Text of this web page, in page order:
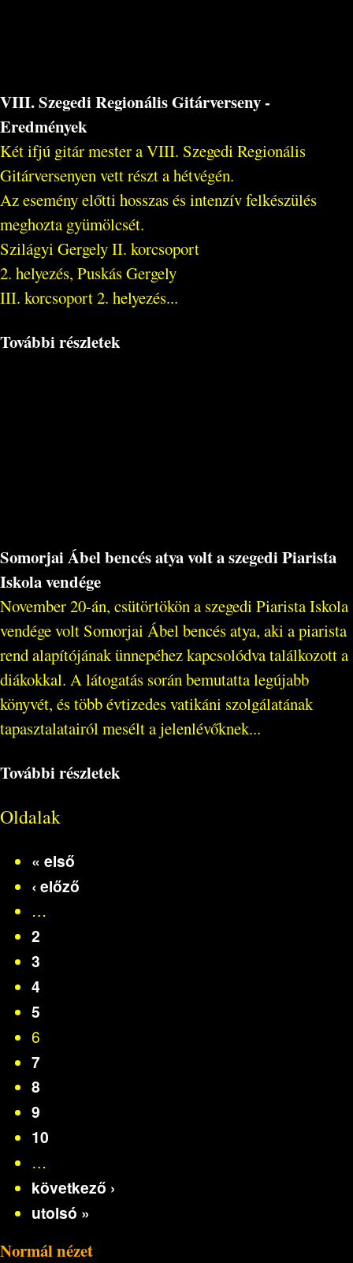
VIII. Szegedi Regionális Gitárverseny -
Eredmények
Két ifjú gitár mester a VIII. Szegedi Regionális
Gitárversenyen vett részt a hétvégén.
Az esemény előtti hosszas és intenzív felkészülés
meghozta gyümölcsét.
Szilágyi Gergely II. korcsoport
2. helyezés, Puskás Gergely
III. korcsoport 2. helyezés...
További részletek
Somorjai Ábel bencés atya volt a szegedi Piarista
Iskola vendége
November 20-án, csütörtökön a szegedi Piarista Iskola
vendége volt Somorjai Ábel bencés atya, aki a piarista
rend alapítójának ünnepéhez kapcsolódva találkozott a
diákokkal. A látogatás során bemutatta legújabb
könyvét, és több évtizedes vatikáni szolgálatának
tapasztalatairól mesélt a jelenlévőknek...
További részletek
Oldalak
« első
‹ előző
…
2
3
4
5
6
7
8
9
10
…
következő ›
utolsó »
Normál nézet